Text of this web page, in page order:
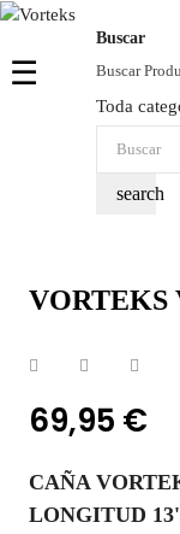
Navegación
palanca
☰
Buscar
Buscar
Toda
search
VORTEKS
69,95 €
CAÑA
LONGITUD 13'